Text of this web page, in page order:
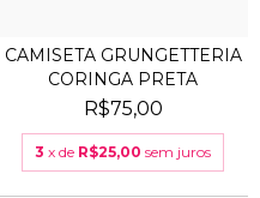
CAMISETA GRUNGETTERIA
CORINGA PRETA
R$75,00
3 x de R$25,00 sem juros